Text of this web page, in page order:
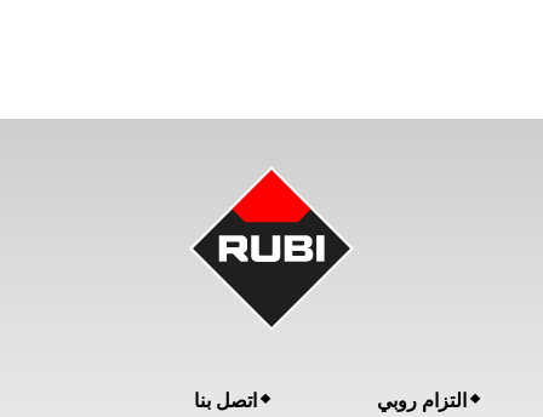
التزام روبي
اتصل بنا